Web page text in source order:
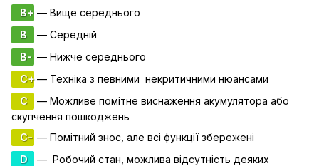
B+ — Вище середнього
B
— Середній
B- — Нижче середнього
C+— Техніка з певними некритичними нюансами
C
— Можливе помітне виснаження акумулятора або
скупчення пошкоджень
C- — Помітний знос, але всі функції збережені
D
— Робочий стан, можлива відсутність деяких